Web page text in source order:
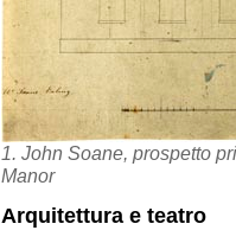
1. John Soane, prospetto
Manor
Arquitettura e teatro